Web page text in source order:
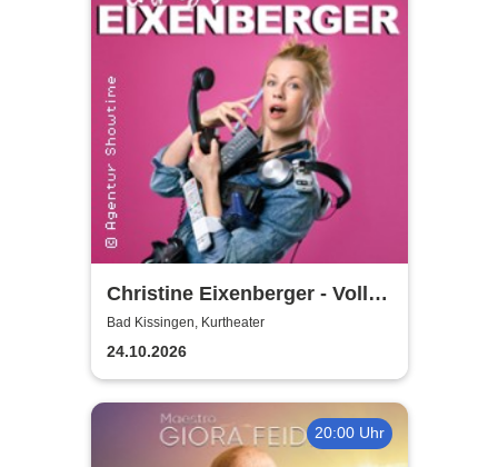
Christine Eixenberger - Volle
Kontrolle
Bad Kissingen, Kurtheater
24.10.2026
20:00 Uhr